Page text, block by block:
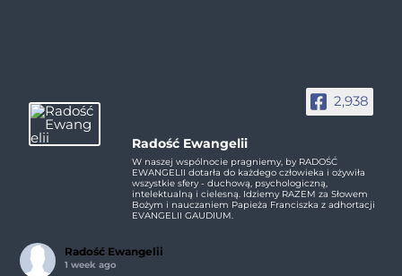
2,938
Radość Ewangelii
W naszej wspólnocie pragniemy, by RADOŚĆ
EWANGELII dotarła do każdego człowieka i ożywiła
wszystkie sfery - duchową, psychologiczną,
intelektualną i cielesną. Idziemy RAZEM za Słowem
Bożym i nauczaniem Papieża Franciszka z adhortacji
EVANGELII GAUDIUM.
Radość Ewangelii
1 week ago